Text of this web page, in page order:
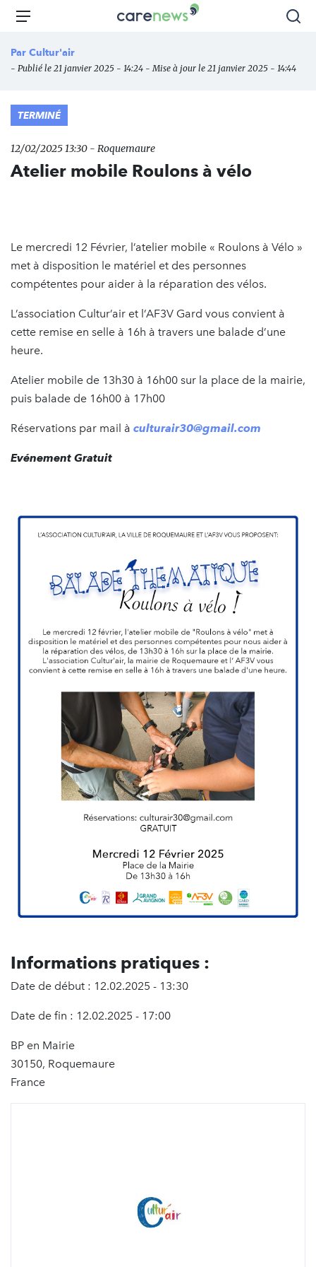
Aller
principal
Carenews,
des
Menu
Par Cultur'air
- Publié le 21 janvier 2025 - 14:24 - Mise à jour le 21 janvier 2025 - 14:44
TERMINÉ
12/02/2025 13:30 - Roquemaure
Atelier mobile Roulons à vélo
Le mercredi 12 Février, l’atelier mobile « Roulons à Vélo »
met à disposition le matériel et des personnes
compétentes pour aider à la réparation des vélos.
L’association Cultur’air et l’AF3V Gard vous convient à
cette remise en selle à 16h à travers une balade d’une
heure.
Atelier mobile de 13h30 à 16h00 sur la place de la mairie,
puis balade de 16h00 à 17h00
Réservations par mail à culturair30@gmail.com
Evénement Gratuit
Informations pratiques :
Date de début : 12.02.2025 - 13:30
Date de fin : 12.02.2025 - 17:00
BP en Mairie
30150, Roquemaure
France